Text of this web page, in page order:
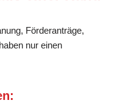
Förderanträge,
nur einen